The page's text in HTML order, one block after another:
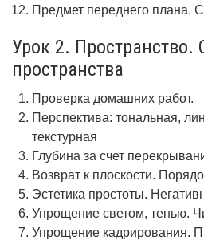
Предмет переднего плана.
Урок 2. Пространство.
пространства
Проверка домашних работ.
Перспектива: тональная,
текстурная
Глубина за счет
Возврат к плоскости.
Эстетика простоты.
Упрощение светом, тенью.
Упрощение кадрирования.